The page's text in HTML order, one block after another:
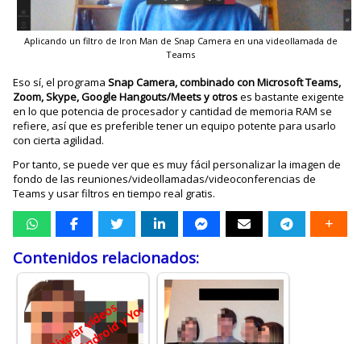
Aplicando un filtro de Iron Man de Snap Camera en una videollamada de
Teams
Eso sí, el programaSnap Camera, combinado con Microsoft Teams,
Zoom, Skype, Google Hangouts/Meets y otroses bastante exigente
en lo que potencia de procesador y cantidad de memoria RAM se
refiere, así que es preferible tener un equipo potente para usarlo
con cierta agilidad.
Por tanto, se puede ver que es muy fácil personalizar la imagen de
fondo de las reuniones/videollamadas/videoconferencias de
Teams y usar filtros en tiempo real gratis.
Contenidos relacionados: